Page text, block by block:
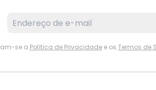
se a Política de Privacidadee os Termos de